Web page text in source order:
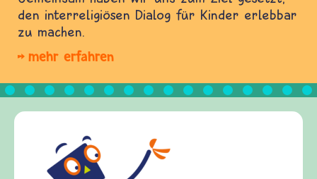
den interreligiösen Dialog für Kinder erlebbar
zu machen.
mehr erfahren
Frieden Fragen